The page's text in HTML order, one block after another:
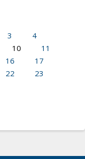
3
4
10
11
16
17
22
23